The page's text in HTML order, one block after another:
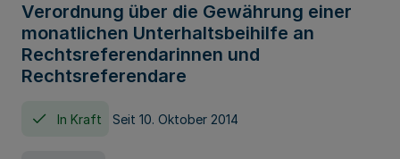
Verordnung über die Gewährung einer
monatlichen Unterhaltsbeihilfe an
Rechtsreferendarinnen und
Rechtsreferendare
In Kraft Seit 10. Oktober 2014